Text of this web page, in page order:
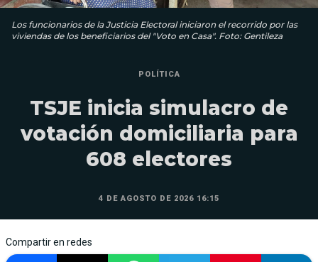
Los funcionarios de la Justicia Electoral iniciaron el recorrido por las
viviendas de los beneficiarios del "Voto en Casa". Foto: Gentileza
POLÍTICA
TSJE inicia simulacro de
votación domiciliaria para
608 electores
4 DE AGOSTO DE 2026 16:15
Compartir en redes